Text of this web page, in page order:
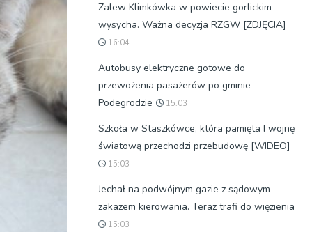
Zalew Klimkówka w powiecie gorlickim
wysycha. Ważna decyzja RZGW [ZDJĘCIA]
16:04
Autobusy elektryczne gotowe do
przewożenia pasażerów po gminie
Podegrodzie
15:03
Szkoła w Staszkówce, która pamięta I wojnę
światową przechodzi przebudowę [WIDEO]
15:03
Jechał na podwójnym gazie z sądowym
zakazem kierowania. Teraz trafi do więzienia
15:03